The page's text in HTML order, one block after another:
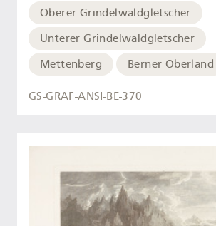
Oberer Grindelwaldgletscher
Unterer Grindelwaldgletscher
Mettenberg
Berner Oberland
GS-GRAF-ANSI-BE-370